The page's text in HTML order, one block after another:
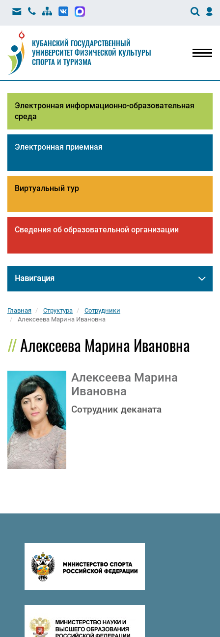
КУБАНСКИЙ ГОСУДАРСТВЕННЫЙ
УНИВЕРСИТЕТ ФИЗИЧЕСКОЙ КУЛЬТУРЫ
СПОРТА И ТУРИЗМА
Электронная информационно-образовательная
среда
Электронная приемная
Виртуальный тур
Сведения об образовательной организации
Навигация
Главная Структура
Сотрудники
Алексеева Марина Ивановна
Алексеева Марина Ивановна
Алексеева Марина
Ивановна
Сотрудник деканата